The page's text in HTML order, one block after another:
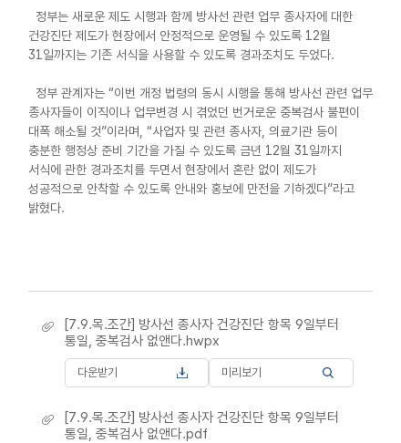
정부는 새로운 제도 시행과 함께 방사선 관련 업무 종사자에 대한
건강진단 제도가 현장에서 안정적으로 운영될 수 있도록 12월
31일까지는 기존 서식을 사용할 수 있도록 경과조치도 두었다.
정부 관계자는 “이번 개정 법령의 동시 시행을 통해 방사선 관련 업무
종사자들이 이직이나 업무변경 시 겪었던 번거로운 중복검사 불편이
대폭 해소될 것”이라며, “사업자 및 관련 종사자, 의료기관 등이
충분한 행정상 준비 기간을 가질 수 있도록 금년 12월 31일까지
서식에 관한 경과조치를 두면서 현장에서 혼란 없이 제도가
성공적으로 안착할 수 있도록 안내와 홍보에 만전을 기하겠다”라고
밝혔다.
[7.9.목.조간] 방사선 종사자 건강진단 항목 9일부터
통일, 중복검사 없앤다.hwpx
다운받기 미리보기
[7.9.목.조간] 방사선 종사자 건강진단 항목 9일부터
통일, 중복검사 없앤다.pdf